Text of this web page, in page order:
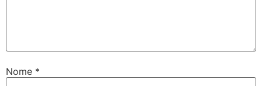
Nome *